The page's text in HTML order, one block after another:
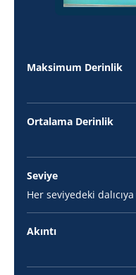
Maksimum Derinlik
Ortalama Derinlik
Seviye
Her seviyedeki
Akıntı